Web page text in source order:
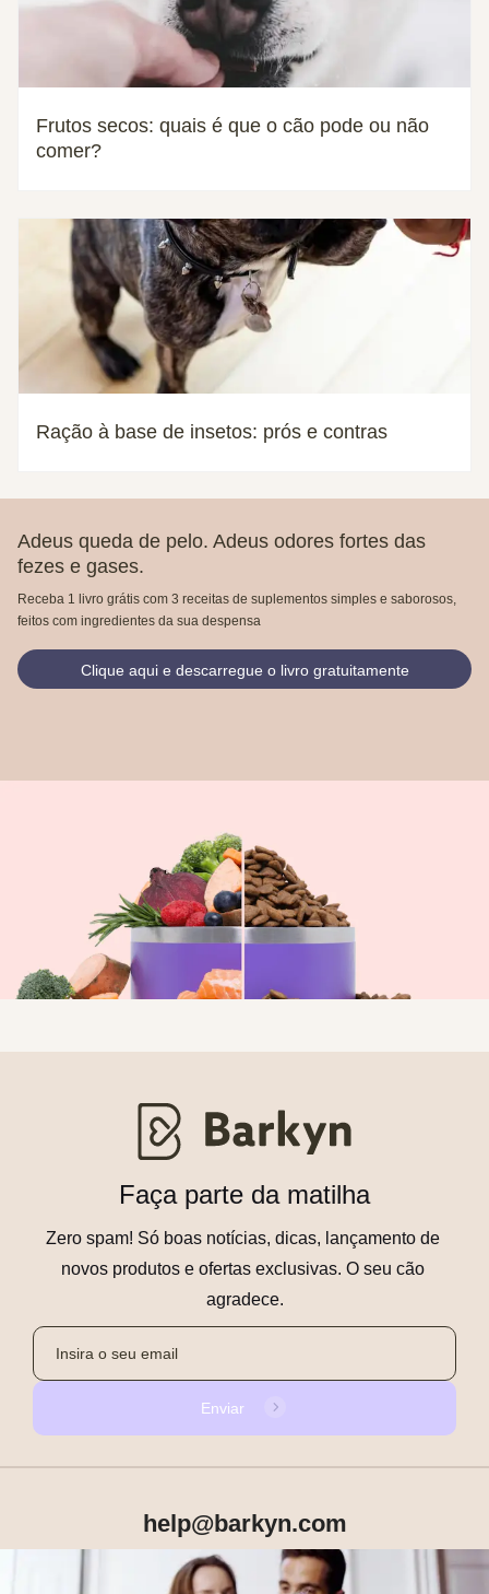
Frutos secos: quais é que o cão pode ou não
comer?
Ração à base de insetos: prós e contras
Adeus queda de pelo. Adeus odores fortes das
fezes e gases.
Receba 1 livro grátis com 3 receitas de suplementos simples e saborosos,
feitos com ingredientes da sua despensa
Clique aqui e descarregue o livro gratuitamente
Faça parte da matilha
Zero spam! Só boas notícias, dicas, lançamento de
novos produtos e ofertas exclusivas. O seu cão
agradece.
Enviar
help@barkyn.com